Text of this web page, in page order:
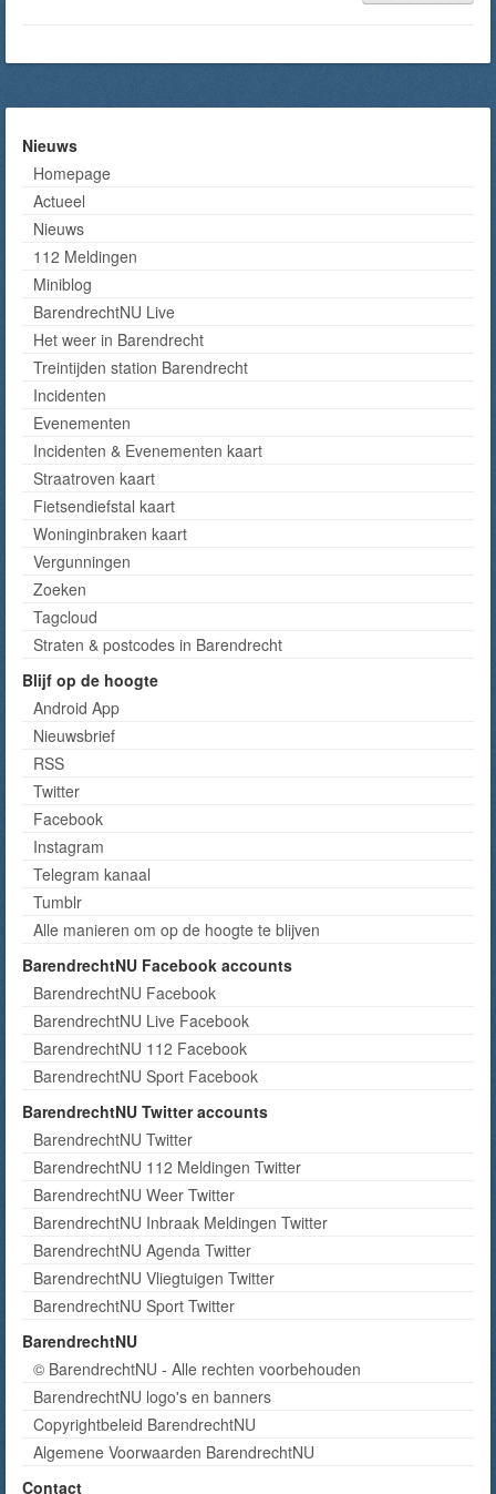
Nieuws
Homepage
Actueel
Nieuws
112 Meldingen
Miniblog
BarendrechtNU Live
Het weer in Barendrecht
Treintijden station Barendrecht
Incidenten
Evenementen
Incidenten & Evenementen kaart
Straatroven kaart
Fietsendiefstal kaart
Woninginbraken kaart
Vergunningen
Zoeken
Tagcloud
Straten & postcodes in Barendrecht
Blijf op de hoogte
Android App
Nieuwsbrief
RSS
Twitter
Facebook
Instagram
Telegram kanaal
Tumblr
Alle manieren om op de hoogte te blijven
BarendrechtNU Facebook accounts
BarendrechtNU Facebook
BarendrechtNU Live Facebook
BarendrechtNU 112 Facebook
BarendrechtNU Sport Facebook
BarendrechtNU Twitter accounts
BarendrechtNU Twitter
BarendrechtNU 112 Meldingen Twitter
BarendrechtNU Weer Twitter
BarendrechtNU Inbraak Meldingen Twitter
BarendrechtNU Agenda Twitter
BarendrechtNU Vliegtuigen Twitter
BarendrechtNU Sport Twitter
BarendrechtNU
© BarendrechtNU - Alle rechten voorbehouden
BarendrechtNU logo's en banners
Copyrightbeleid BarendrechtNU
Algemene Voorwaarden BarendrechtNU
Contact